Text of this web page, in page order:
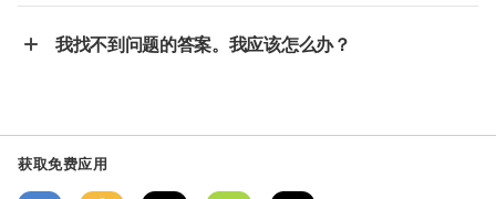
我找不到问题的答案。我应该怎么办？
获取免费应用